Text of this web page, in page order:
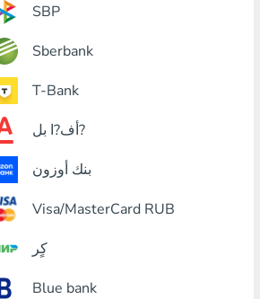
SBP
Sberbank
T-Bank
أف?ا بل?
بنك أوزون
Visa/MasterCard RUB
كٍر
Blue bank